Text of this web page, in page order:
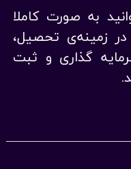
به صورت کاملا
زمینه‌ی تحصیل،
گذاری و ثبت